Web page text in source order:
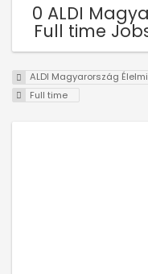
0 ALDI
Full time
ALDI Magyarország
Full time